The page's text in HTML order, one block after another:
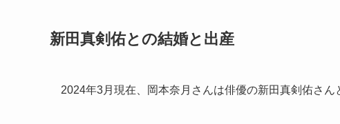
新田真剣佑との結婚と出産
2024年3月現在、岡本奈月さんは俳優の新田真剣佑さん